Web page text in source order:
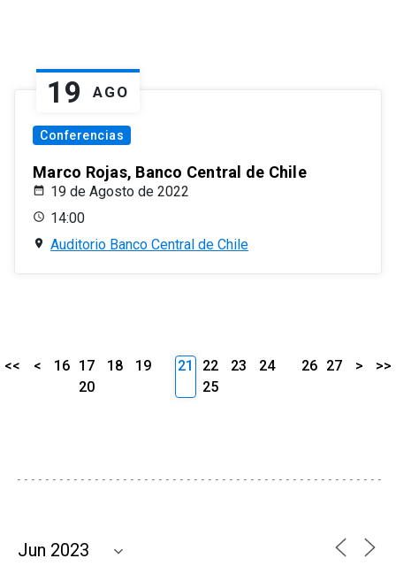
19 AGO
Conferencias
Marco Rojas, Banco Central de Chile
19 de Agosto de 2022
14:00
Auditorio Banco Central de Chile
<< < 16 17 18
19
20
21 22 23
24
25
26 27 > >>